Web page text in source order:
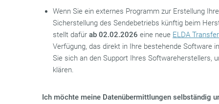
Wenn Sie ein externes Programm zur Erstellung
Sicherstellung des Sendebetriebs künftig beim
stellt dafürab 02.02.2026 eine neue ELDA
Verfügung, das direkt in Ihre bestehende Software
Sie sich an den Support Ihres Softwareherstellers,
klären.
Ich möchte meine Datenübermittlungen selbständig